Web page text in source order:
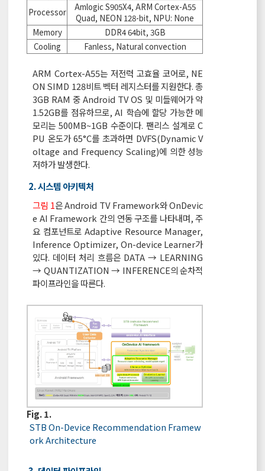
Processor
Amlogic S905X4, ARM Cortex-A55
Quad, NEON 128-bit, NPU: None
Memory
DDR4 64bit, 3GB
Cooling
Fanless, Natural convection
ARM Cortex-A55는 저전력 고효율 코어로, NE
ON SIMD 128비트 벡터 레지스터를 지원한다. 총
3GB RAM 중 Android TV OS 및 미들웨어가 약
1.52GB를 점유하므로, AI 학습에 할당 가능한 메
모리는 500MB~1GB 수준이다. 팬리스 설계로 C
PU 온도가 65°C를 초과하면 DVFS(Dynamic V
oltage and Frequency Scaling)에 의한 성능
저하가 발생한다.
2. 시스템 아키텍처
그림 1은 Android TV Framework와 OnDevic
e AI Framework 간의 연동 구조를 나타내며, 주
요 컴포넌트로 Adaptive Resource Manager,
Inference Optimizer, On-device Learner가
있다. 데이터 처리 흐름은 DATA → LEARNING
→ QUANTIZATION → INFERENCE의 순차적
파이프라인을 따른다.
Fig. 1.
STB On-Device Recommendation Framew
ork Architecture